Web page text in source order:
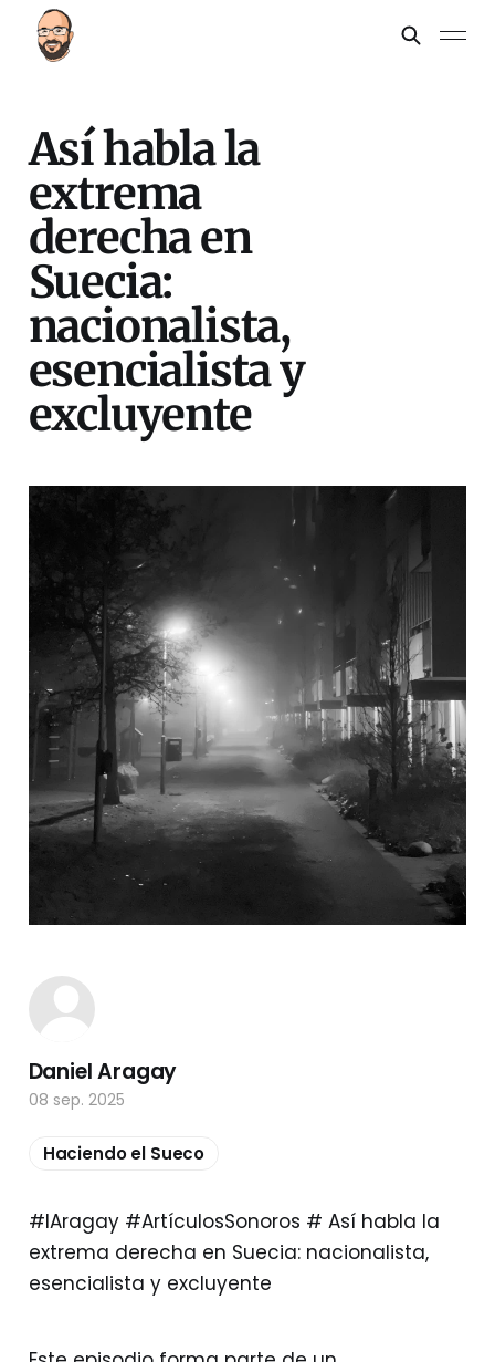
Así habla la
extrema
derecha en
Suecia:
nacionalista,
esencialista y
excluyente
#IAragay #ArtículosSonoros # Así habla la
extrema derecha en Suecia: nacionalista,
esencialista y excluyente
Daniel Aragay
08 sep. 2025
Haciendo el Sueco